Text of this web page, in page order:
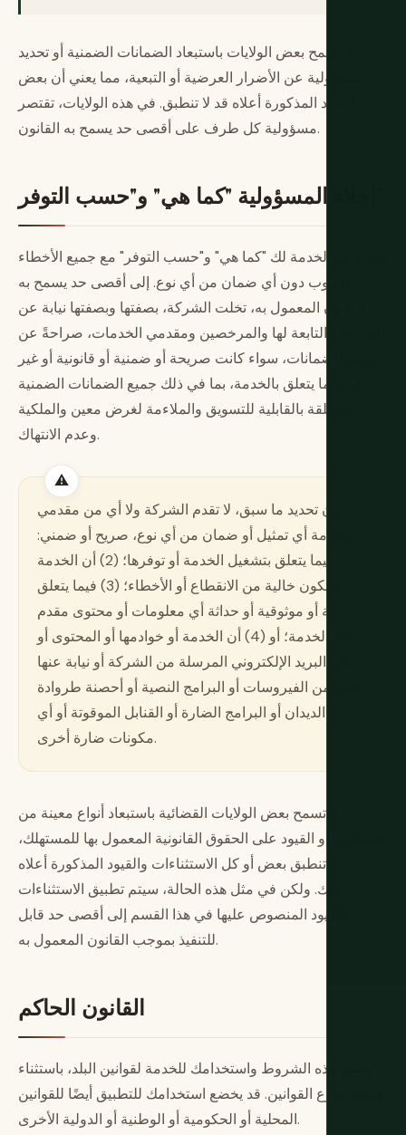
لا تسمح بعض الولايات باستبعاد الضمانات الضمنية أو تحديد
المسؤولية عن الأضرار العرضية أو التبعية، مما يعني أن بعض
القيود المذكورة أعلاه قد لا تنطبق. في هذه الولايات، تقتصر
مسؤولية كل طرف على أقصى حد يسمح به القانون.
يتم توفير الخدمة لك "كما هي" و"حسب التوفر" مع جميع الأخطاء
والعيوب دون أي ضمان من أي نوع. إلى أقصى حد يسمح به
القانون المعمول به، تخلت الشركة، بصفتها وبصفتها نيابة عن
الشركات التابعة لها والمرخصين ومقدمي الخدمات، صراحةً عن
جميع الضمانات، سواء كانت صريحة أو ضمنية أو قانونية أو غير
ذلك، فيما يتعلق بالخدمة، بما في ذلك جميع الضمانات الضمنية
المتعلقة بالقابلية للتسويق والملاءمة لغرض معين والملكية
وعدم الانتهاك.
بدون تحديد ما سبق، لا تقدم الشركة ولا أي من مقدمي
الخدمة أي تمثيل أو ضمان من أي نوع، صريح أو ضمني:
(1) فيما يتعلق بتشغيل الخدمة أو توفرها؛ (2) أن الخدمة
ستكون خالية من الانقطاع أو الأخطاء؛ (3) فيما يتعلق
بدقة أو موثوقية أو حداثة أي معلومات أو محتوى مقدم
عبر الخدمة؛ أو (4) أن الخدمة أو خوادمها أو المحتوى أو
رسائل البريد الإلكتروني المرسلة من الشركة أو نيابة عنها
خالية من الفيروسات أو البرامج النصية أو أحصنة طروادة
أو الديدان أو البرامج الضارة أو القنابل الموقوتة أو أي
مكونات ضارة أخرى.
لا تسمح بعض الولايات القضائية باستبعاد أنواع معينة من
الضمانات أو القيود على الحقوق القانونية المعمول بها للمستهلك،
لذلك قد لا تنطبق بعض أو كل الاستثناءات والقيود المذكورة أعلاه
عليك. ولكن في مثل هذه الحالة، سيتم تطبيق الاستثناءات
والقيود المنصوص عليها في هذا القسم إلى أقصى حد قابل
للتنفيذ بموجب القانون المعمول به.
القانون الحاكم
تخضع هذه الشروط واستخدامك للخدمة لقوانين البلد، باستثناء
قواعد تنازع القوانين. قد يخضع استخدامك للتطبيق أيضًا للقوانين
المحلية أو الحكومية أو الوطنية أو الدولية الأخرى.